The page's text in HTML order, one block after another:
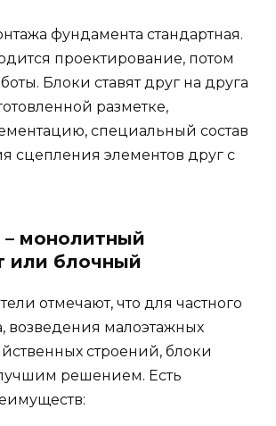
фундамента стандартная.
проектирование, потом
Блоки ставят друг на друга
разметке,
специальный состав
сцепления элементов друг с
монолитный
или блочный
отмечают, что для частного
возведения малоэтажных
строений, блоки
решением. Есть